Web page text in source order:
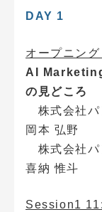
DAY 1
オープニン
AI
の見どころ
株式会社パ
岡本 弘野
株式会社
喜納 惟斗
Session1